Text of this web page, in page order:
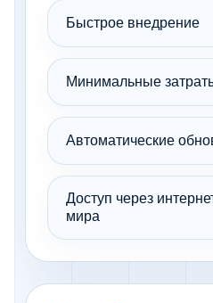
Быстрое внедрение
Минимальные
Автоматические
Доступ через
мира